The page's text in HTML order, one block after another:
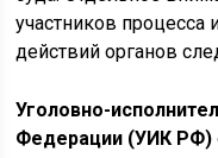
участников
действий органов
Уголовно-
Федерации (УИК РФ)